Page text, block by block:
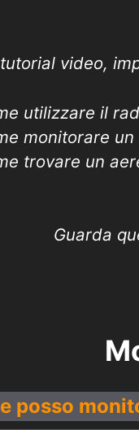
video,
utilizzare il
monitorare un
trovare un
Guarda
posso